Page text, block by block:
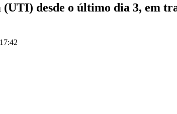
desde o último dia 3, em